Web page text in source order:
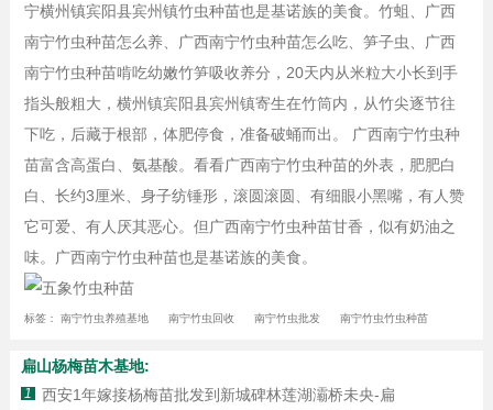
宁横州镇宾阳县宾州镇竹虫种苗也是基诺族的美食。竹蛆、广西
南宁竹虫种苗怎么养、广西南宁竹虫种苗怎么吃、笋子虫、广西
南宁竹虫种苗啃吃幼嫩竹笋吸收养分，20天内从米粒大小长到手
指头般粗大，横州镇宾阳县宾州镇寄生在竹筒内，从竹尖逐节往
下吃，后藏于根部，体肥停食，准备破蛹而出。 广西南宁竹虫种
苗富含高蛋白、氨基酸。看看广西南宁竹虫种苗的外表，肥肥白
白、长约3厘米、身子纺锤形，滚圆滚圆、有细眼小黑嘴，有人赞
它可爱、有人厌其恶心。但广西南宁竹虫种苗甘香，似有奶油之
味。广西南宁竹虫种苗也是基诺族的美食。
标签： 南宁竹虫养殖基地 南宁竹虫回收 南宁竹虫批发 南宁竹虫竹虫种苗
扁山杨梅苗木基地:
1 西安1年嫁接杨梅苗批发到新城碑林莲湖灞桥未央-扁